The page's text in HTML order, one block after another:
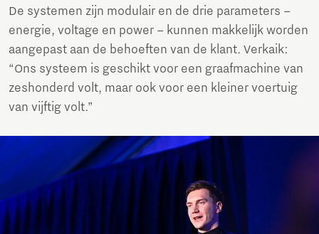
De systemen zijn modulair en de drie parameters –
energie, voltage en power – kunnen makkelijk worden
aangepast aan de behoeften van de klant. Verkaik:
“Ons systeem is geschikt voor een graafmachine van
zeshonderd volt, maar ook voor een kleiner voertuig
van vijftig volt.”